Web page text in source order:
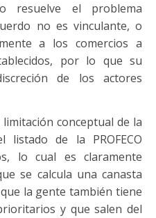
resuelve el problema
no es vinculante, o
a los comercios a
por lo que su
de los actores
conceptual de la
listado de la PROFECO
lo cual es claramente
se calcula una canasta
la gente también tiene
y que salen del